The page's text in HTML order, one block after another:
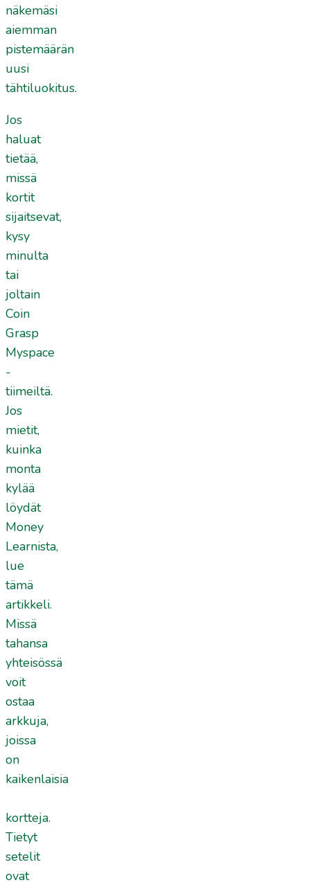
näkemäsi
aiemman
pistemäärän
uusi
tähtiluokitus.
Jos
haluat
tietää,
missä
kortit
sijaitsevat,
kysy
minulta
tai
joltain
Coin
Grasp
Myspace
-
tiimeiltä.
Jos
mietit,
kuinka
monta
kylää
löydät
Money
Learnista,
lue
tämä
artikkeli.
Missä
tahansa
yhteisössä
voit
ostaa
arkkuja,
joissa
on
kaikenlaisia
kortteja.
Tietyt
setelit
ovat